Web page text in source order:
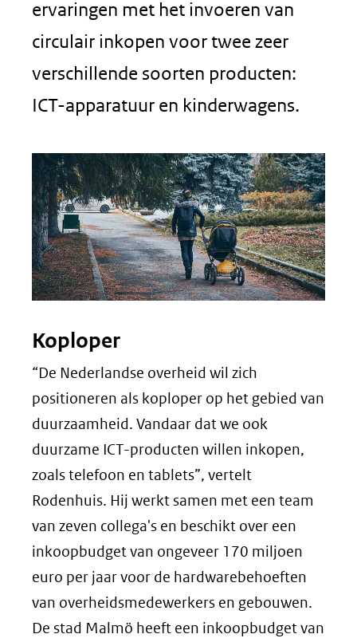
ervaringen met het invoeren van
circulair inkopen voor twee zeer
verschillende soorten producten:
ICT-apparatuur en kinderwagens.
Koploper
“De Nederlandse overheid wil zich
positioneren als koploper op het gebied van
duurzaamheid. Vandaar dat we ook
duurzame ICT-producten willen inkopen,
zoals telefoon en tablets”, vertelt
Rodenhuis. Hij werkt samen met een team
van zeven collega's en beschikt over een
inkoopbudget van ongeveer 170 miljoen
euro per jaar voor de hardwarebehoeften
van overheidsmedewerkers en gebouwen.
De stad Malmö heeft een inkoopbudget van